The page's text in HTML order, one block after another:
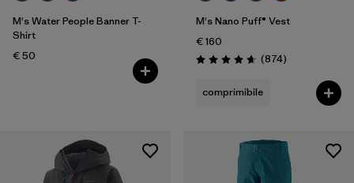
M's Water People Banner T-
Shirt
€ 50
M's Nano Puff® Vest
€ 160
Valutazione: 4.7 / 5
(874Recensioni
)
comprimibile